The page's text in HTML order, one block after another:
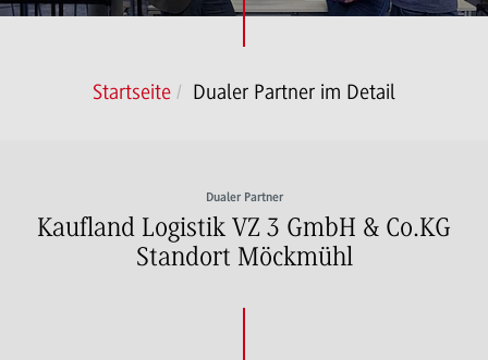
Startseite Dualer Partner im Detail
Dualer Partner
Kaufland Logistik VZ 3 GmbH & Co.KG
Standort Möckmühl